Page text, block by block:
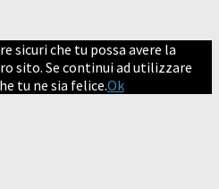
sicuri che tu possa avere la
sito. Se continui ad utilizzare
tu ne sia felice.Ok